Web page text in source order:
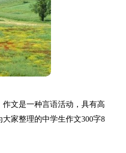
文是一种言语活动，具有高
家整理的中学生作文300字8